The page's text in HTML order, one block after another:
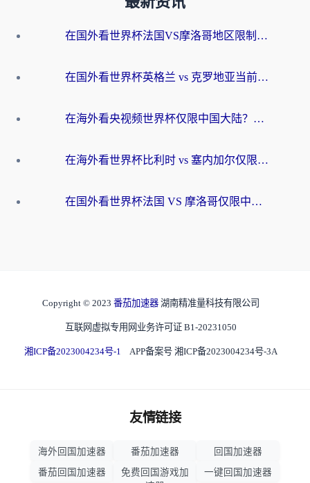
在国外看世界杯法国VS摩洛哥地区限制？这篇指南让你流畅看中文解说无压力
在国外看世界杯英格兰 vs 克罗地亚当前地区不可播放？这篇指南帮你搞定所有海外观赛难题
在海外看央视频世界杯仅限中国大陆？这篇指南帮你解锁中文解说+无卡顿直播
在海外看世界杯比利时 vs 塞内加尔仅限中国大陆？我找到了最流畅的中文解说之路
在国外看世界杯法国 VS 摩洛哥仅限中国大陆？海外党这样看中文解说赛事不卡顿
Copyright © 2023 番茄加速器 湖南精准量科技有限公司
互联网虚拟专用网业务许可证 B1-20231050
湘ICP备2023004234号-1 APP备案号 湘ICP备2023004234号-3A
友情链接
海外回国加速器 番茄加速器
回国加速器
番茄回国加速器
免费回国游戏加
一键回国加速器